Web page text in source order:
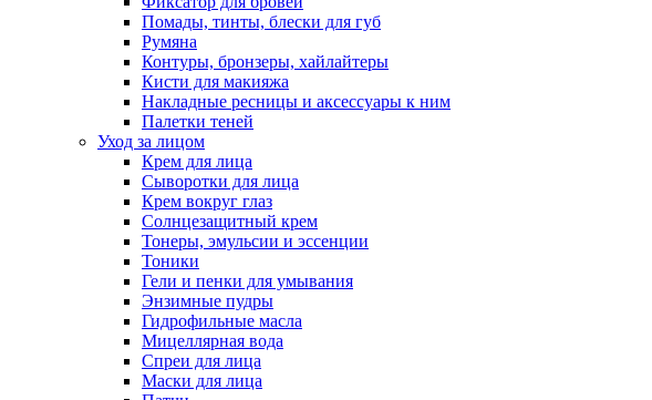
Помады, тинты, блески для губ
Румяна
Контуры, бронзеры, хайлайтеры
Кисти для макияжа
Накладные ресницы и аксессуары к ним
Палетки теней
Уход за лицом
Крем для лица
Сыворотки для лица
Крем вокруг глаз
Солнцезащитный крем
Тонеры, эмульсии и эссенции
Тоники
Гели и пенки для умывания
Энзимные пудры
Гидрофильные масла
Мицеллярная вода
Спреи для лица
Маски для лица